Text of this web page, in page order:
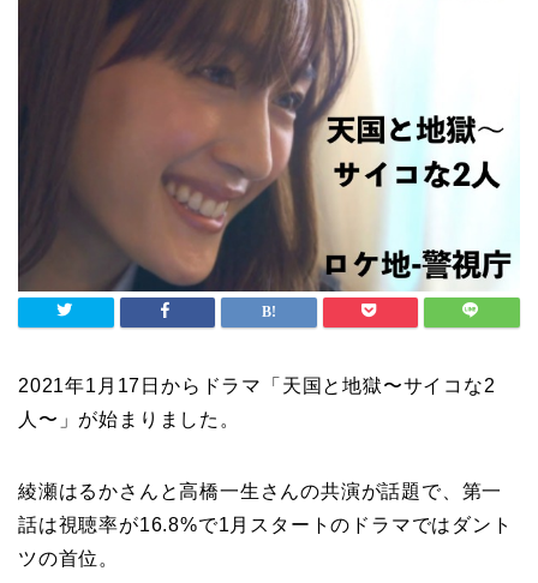
2021年1月17日からドラマ「天国と地獄〜サイコな2
人〜」が始まりました。
綾瀬はるかさんと高橋一生さんの共演が話題で、第一
話は視聴率が16.8%で1月スタートのドラマではダント
ツの首位。